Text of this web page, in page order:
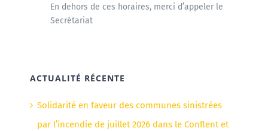
En dehors de ces horaires, merci d’appeler le
Secrétariat
ACTUALITÉ RÉCENTE
Solidarité en faveur des communes sinistrées
par l’incendie de juillet 2026 dans le Conflent et